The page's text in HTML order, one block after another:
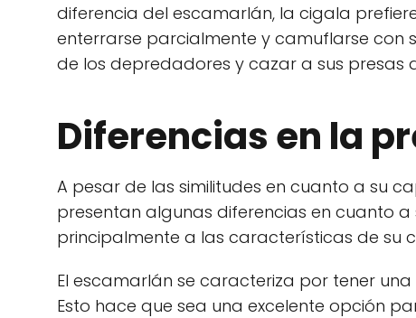
diferencia del escamarlán, la cigala
enterrarse parcialmente y camuflarse con
de los depredadores y cazar a sus presas
Diferencias en la
A pesar de las similitudes en cuanto a su
presentan algunas diferencias en cuanto
principalmente a las características de su
El escamarlán se caracteriza por tener
Esto hace que sea una excelente opción